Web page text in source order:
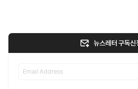
뉴스레터 구독신